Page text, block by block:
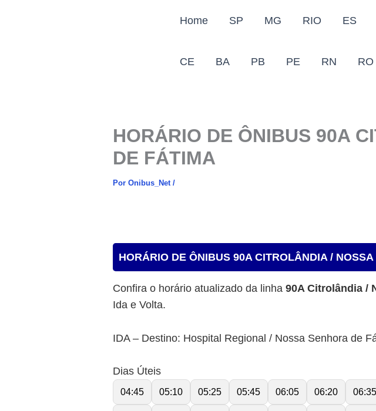
Home SP MG RIO ES
CE BA PB PE RN RO
HORÁRIO DE ÔNIBUS 90A
DE FÁTIMA
Por Onibus_Net /
HORÁRIO DE ÔNIBUS 90A CITROLÂNDIA /
Confira o horário atualizado da linha 90A Citrolândia /
Ida e Volta.
IDA – Destino: Hospital Regional / Nossa Senhora de
Dias Úteis
04:45 05:10 05:25 05:45 06:05 06:20 06:35